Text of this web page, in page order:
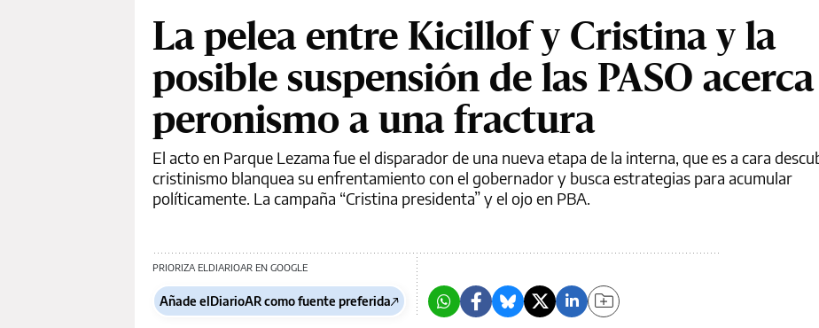
La pelea entre Kicillof y Cristina y la
posible suspensión de las PASO
peronismo a una fractura
El acto en Parque Lezama fue el disparador de una nueva etapa de la interna, que es a cara
cristinismo blanquea su enfrentamiento con el gobernador y busca estrategias para acumular
políticamente. La campaña “Cristina presidenta” y el ojo en PBA.
PRIORIZA ELDIARIOAR EN GOOGLE
Añade elDiarioAR como fuente preferida